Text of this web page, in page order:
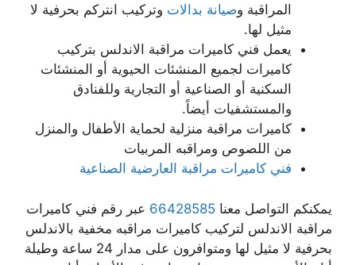
المراقبة وصيانة بدالات وتركيب انتركم بحرفية لا
مثيل لها.
يعمل فني كاميرات مراقبة الاندلس بتركيب
كاميرات لجميع المنشئات الحيوية أو المنشئات
السكنية أو الصناعية أو التجارية وللفنادق
والمستشفيات أيضاً.
كاميرات مراقبة منزلية لحماية الأطفال والمنزل
من اللصوص ومراقبه المربيات
فني كاميرات مراقبة العارضية الصناعية
يمكنكم التواصل معنا 66428585 عبر رقم فني كاميرات
مراقبة الاندلس لتركيب كاميرات مراقبه مخفية بالاندلس
بحرفية لا مثيل لها ومتوافرون على مدار 24 ساعة وطيلة